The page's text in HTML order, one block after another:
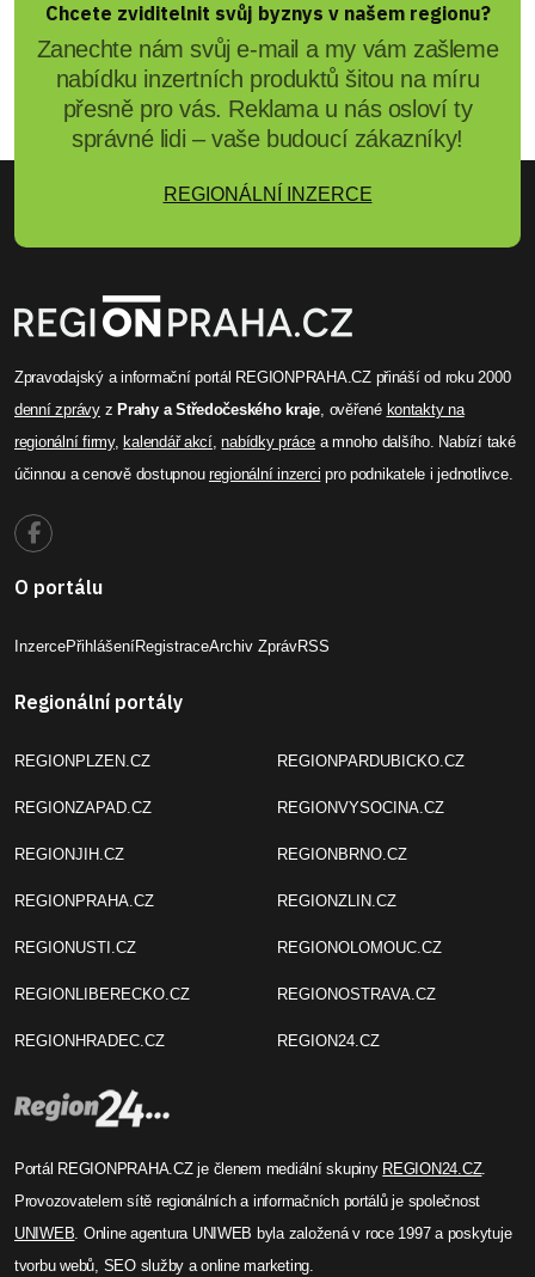
Chcete zviditelnit svůj byznys v našem regionu?
Zanechte nám svůj e-mail a my vám zašleme
nabídku inzertních produktů šitou na míru
přesně pro vás. Reklama u nás osloví ty
správné lidi – vaše budoucí zákazníky!
REGIONÁLNÍ INZERCE
Zpravodajský a informační portál REGIONPRAHA.CZ přináší od roku 2000
denní zprávyz Prahy a Středočeského kraje, ověřené kontakty na
regionální firmy, kalendář akcí,nabídky práce a mnoho dalšího. Nabízí také
účinnou a cenově dostupnou regionální inzerci pro podnikatele i jednotlivce.
O portálu
InzercePřihlášeníRegistraceArchiv ZprávRSS
Regionální portály
REGIONPLZEN.CZ
REGIONZAPAD.CZ
REGIONJIH.CZ
REGIONPRAHA.CZ
REGIONUSTI.CZ
REGIONLIBERECKO.CZ
REGIONHRADEC.CZ
REGIONPARDUBICKO.CZ
REGIONVYSOCINA.CZ
REGIONBRNO.CZ
REGIONZLIN.CZ
REGIONOLOMOUC.CZ
REGIONOSTRAVA.CZ
REGION24.CZ
Portál REGIONPRAHA.CZ je členem mediální skupiny REGION24.CZ.
Provozovatelem sítě regionálních a informačních portálů je společnost
UNIWEB. Online agentura UNIWEB byla založená v roce 1997 a poskytuje
tvorbu webů, SEO služby a online marketing.